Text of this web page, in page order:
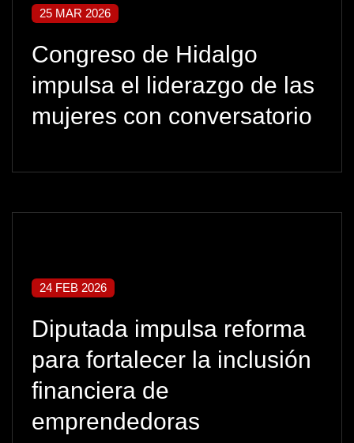
25 MAR 2026
Congreso de Hidalgo
impulsa el liderazgo de las
mujeres con conversatorio
24 FEB 2026
Diputada impulsa reforma
para fortalecer la inclusión
financiera de
emprendedoras